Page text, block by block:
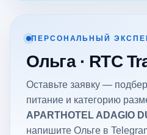
ПЕРСОНАЛЬНЫЙ
Ольга · RTC
Оставьте заявку —
питание и категорию
APARTHOTEL ADAGIO
напишите Ольге в